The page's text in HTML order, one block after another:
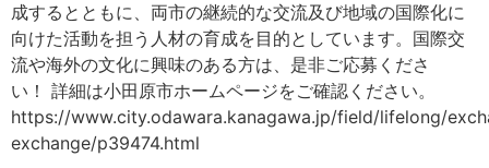
成するとともに、両市の継続的な交流及び地域の国際化に
向けた活動を担う人材の育成を目的としています。国際交
流や海外の文化に興味のある方は、是非ご応募くださ
い！ 詳細は小田原市ホームページをご確認ください。
https://www.city.odawara.kanagawa.jp/field/lifelong/
exchange/p39474.html